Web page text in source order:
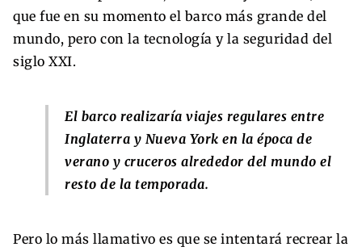
que fue en su momento el barco más grande del
mundo, pero con la tecnología y la seguridad del
siglo XXI.
El barco realizaría viajes regulares entre
Inglaterra y Nueva York en la época de
verano y cruceros alrededor del mundo el
resto de la temporada.
Pero lo más llamativo es que se intentará recrear la